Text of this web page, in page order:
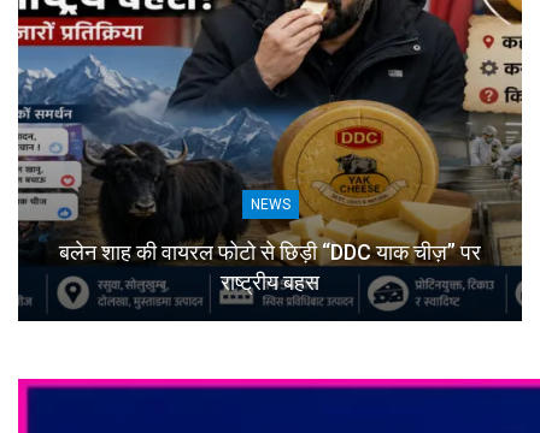
NEWS
बलेन शाह की वायरल फोटो से छिड़ी “DDC याक चीज़” पर
राष्ट्रीय बहस